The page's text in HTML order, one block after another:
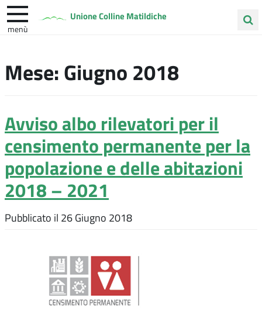
Unione Colline Matildiche
menù
sito
Mese:Giugno 2018
Avviso albo rilevatori per il
censimento permanente per la
popolazione e delle abitazioni
2018 – 2021
Pubblicato il 26 Giugno 2018